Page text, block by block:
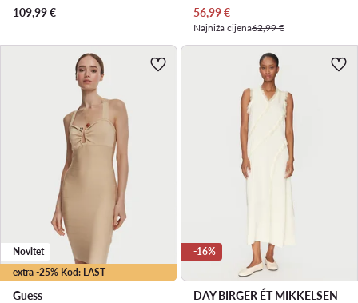
109,99€
Trenutna cijena
56,99€
Najniža cijena62,99 €
extra -25% Kod: LAST
Novitet
Guess
-16%
DAY BIRGER ÉT MIKKELSEN